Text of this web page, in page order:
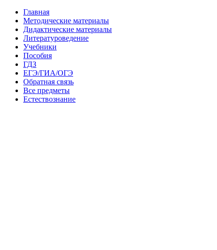
Главная
Методические материалы
Дидактические материалы
Литературоведение
Учебники
Пособия
ГДЗ
ЕГЭ/ГИА/ОГЭ
Обратная связь
Все предметы
Естествознание